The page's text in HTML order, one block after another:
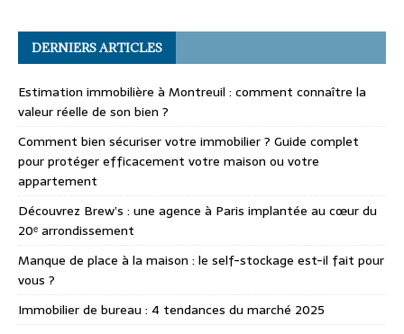
DERNIERS ARTICLES
Estimation immobilière à Montreuil : comment connaître la
valeur réelle de son bien ?
Comment bien sécuriser votre immobilier ? Guide complet
pour protéger efficacement votre maison ou votre
appartement
Découvrez Brew’s : une agence à Paris implantée au cœur du
20ᵉ arrondissement
Manque de place à la maison : le self-stockage est-il fait pour
vous ?
Immobilier de bureau : 4 tendances du marché 2025